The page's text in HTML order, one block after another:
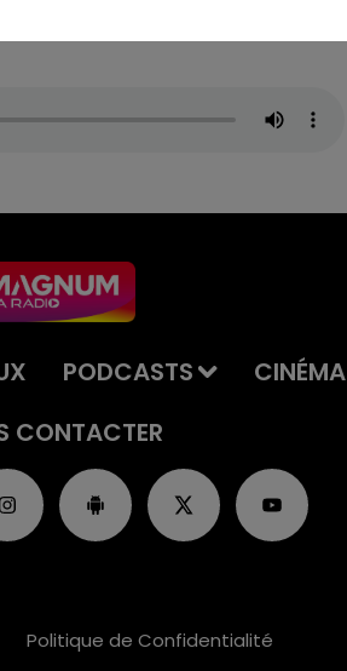
PODCASTS CINÉMA
CONTACTER
Politique de Confidentialité